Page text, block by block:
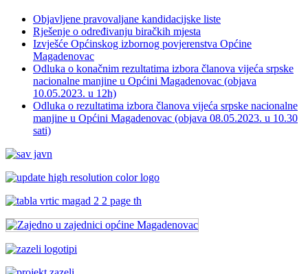
Objavljene pravovaljane kandidacijske liste
Rješenje o određivanju biračkih mjesta
Izvješće Općinskog izbornog povjerenstva Općine
Magadenovac
Odluka o konačnim rezultatima izbora članova vijeća srpske
nacionalne manjine u Općini Magadenovac (objava
10.05.2023. u 12h)
Odluka o rezultatima izbora članova vijeća srpske nacionalne
manjine u Općini Magadenovac (objava 08.05.2023. u 10.30
sati)